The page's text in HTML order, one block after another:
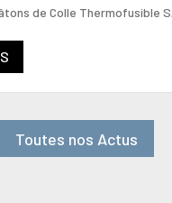
de Colle Thermofusible
Toutes nos Actus